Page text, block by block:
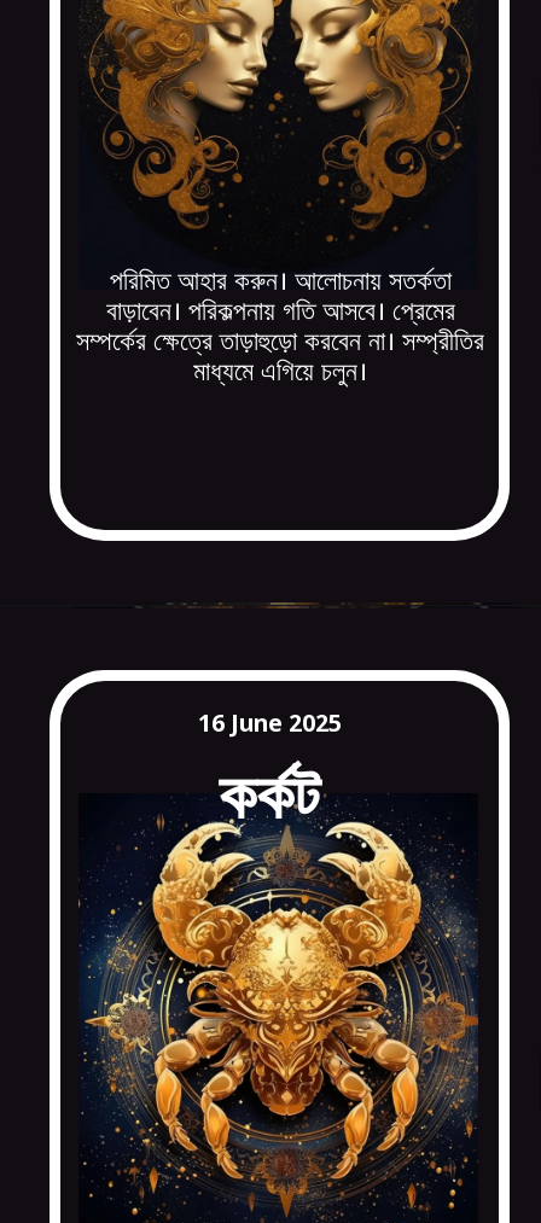
পরিমিত আহার করুন। আলোচনায় সতর্কতা
বাড়াবেন। পরিকল্পনায় গতি আসবে। প্রেমের
সম্পর্কের ক্ষেত্রে তাড়াহুড়ো করবেন না। সম্প্রীতির
মাধ্যমে এগিয়ে চলুন।
কর্কট
16 June 2025